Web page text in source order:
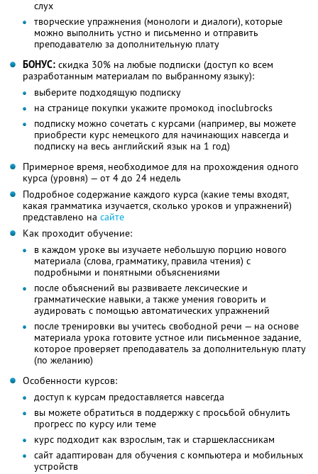
слух
творческие упражнения (монологи и диалоги), которые
можно выполнить устно и письменно и отправить
преподавателю за дополнительную плату
БОНУС: скидка 30% на любые подписки (доступ ко всем
разработанным материалам по выбранному языку):
выберите подходящую подписку
на странице покупки укажите промокод inoclubrocks
подписку можно сочетать с курсами (например, вы можете
приобрести курс немецкого для начинающих навсегда и
подписку на весь английский язык на 1 год)
Примерное время, необходимое для на прохождения одного
курса (уровня) — от 4 до 24 недель
Подробное содержание каждого курса (какие темы входят,
какая грамматика изучается, сколько уроков и упражнений)
представлено на сайте
Как проходит обучение:
в каждом уроке вы изучаете небольшую порцию нового
материала (слова, грамматику, правила чтения) с
подробными и понятными объяснениями
после объяснений вы развиваете лексические и
грамматические навыки, а также умения говорить и
аудировать с помощью автоматических упражнений
после тренировки вы учитесь свободной речи — на основе
материала урока готовите устное или письменное задание,
которое проверяет преподаватель за дополнительную плату
(по желанию)
Особенности курсов:
доступ к курсам предоставляется навсегда
вы можете обратиться в поддержку с просьбой обнулить
прогресс по курсу или теме
курс подходит как взрослым, так и старшеклассникам
сайт адаптирован для обучения с компьютера и мобильных
устройств